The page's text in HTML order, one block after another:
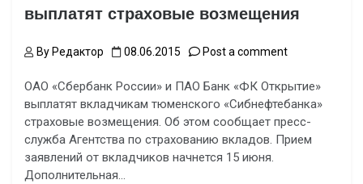
выплатят страховые возмещения
By Редактор 08.06.2015 Post a comment
ОАО «Сбербанк России» и ПАО Банк «ФК Открытие»
выплатят вкладчикам тюменского «Сибнефтебанка»
страховые возмещения. Об этом сообщает пресс-
служба Агентства по страхованию вкладов. Прием
заявлений от вкладчиков начнется 15 июня.
Дополнительная…